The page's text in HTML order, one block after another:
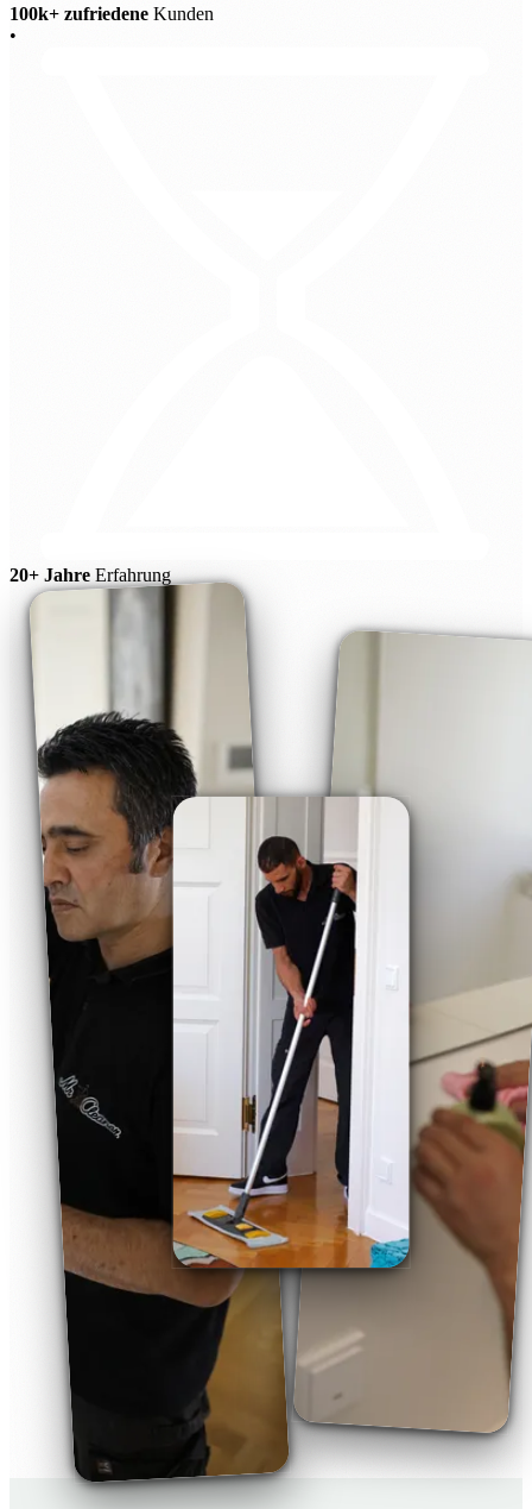
100k+ zufriedene Kunden
•
20+ Jahre Erfahrung